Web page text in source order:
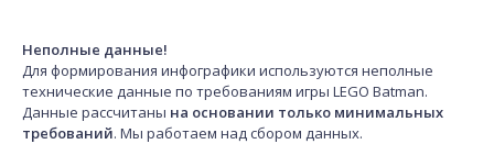
Неполные данные!
Для формирования инфографики используются неполные
технические данные по требованиям игры LEGO Batman.
Данные рассчитаны на основании только минимальных
требований. Мы работаем над сбором данных.